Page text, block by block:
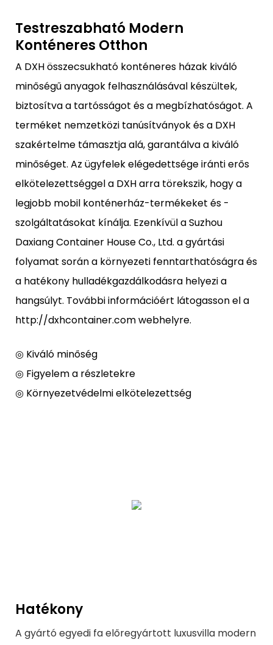
Testreszabható Modern
Konténeres Otthon
A DXH összecsukható konténeres házak kiváló
minőségű anyagok felhasználásával készültek,
biztosítva a tartósságot és a megbízhatóságot. A
terméket nemzetközi tanúsítványok és a DXH
szakértelme támasztja alá, garantálva a kiváló
minőséget. Az ügyfelek elégedettsége iránti erős
elkötelezettséggel a DXH arra törekszik, hogy a
legjobb mobil konténerház-termékeket és -
szolgáltatásokat kínálja. Ezenkívül a Suzhou
Daxiang Container House Co., Ltd. a gyártási
folyamat során a környezeti fenntarthatóságra és
a hatékony hulladékgazdálkodásra helyezi a
hangsúlyt. További információért látogasson el a
http://dxhcontainer.com webhelyre.
◎ Kiváló minőség
◎ Figyelem a részletekre
◎ Környezetvédelmi elkötelezettség
Hatékony
A gyártó egyedi fa előregyártott luxusvilla modern